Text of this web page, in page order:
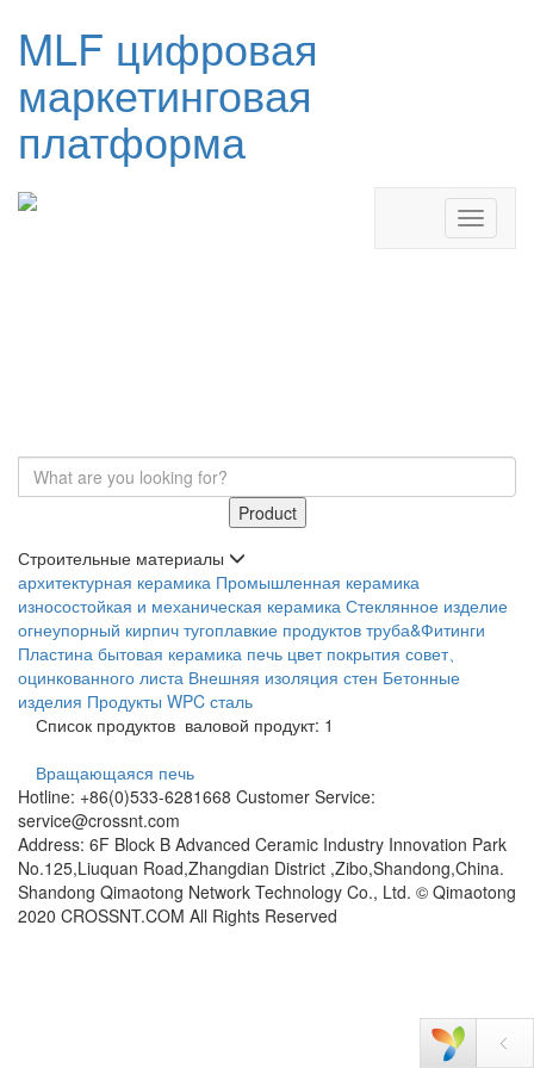
MLF цифровая
маркетинговая
платформа
Product
Строительные материалы
архитектурная керамика Промышленная керамика
износостойкая и механическая керамика Стеклянное изделие
огнеупорный кирпич тугоплавкие продуктов труба&Фитинги
Пластина бытовая керамика печь цвет покрытия совет、
оцинкованного листа Внешняя изоляция стен Бетонные
изделия Продукты WPC сталь
Список продуктов валовой продукт: 1
Вращающаяся печь
Hotline: +86(0)533-6281668 Customer Service:
service@crossnt.com
Address: 6F Block B Advanced Ceramic Industry Innovation Park
No.125,Liuquan Road,Zhangdian District ,Zibo,Shandong,China.
Shandong Qimaotong Network Technology Co., Ltd. © Qimaotong
2020 CROSSNT.COM All Rights Reserved